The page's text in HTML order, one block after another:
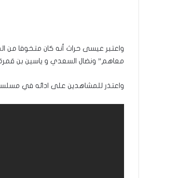
واعتبر عيسى حراث أنه كان متخوفا من
معاهم” ونضال السعدي و ياسين بن
واعتذر للمشاهدين على ادائه في